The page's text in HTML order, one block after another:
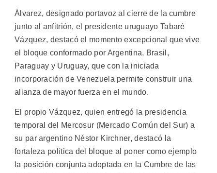
Álvarez, designado portavoz al cierre de la cumbre
junto al anfitrión, el presidente uruguayo Tabaré
Vázquez, destacó el momento excepcional que vive
el bloque conformado por Argentina, Brasil,
Paraguay y Uruguay, que con la iniciada
incorporación de Venezuela permite construir una
alianza de mayor fuerza en el mundo.
El propio Vázquez, quien entregó la presidencia
temporal del Mercosur (Mercado Común del Sur) a
su par argentino Néstor Kirchner, destacó la
fortaleza política del bloque al poner como ejemplo
la posición conjunta adoptada en la Cumbre de las